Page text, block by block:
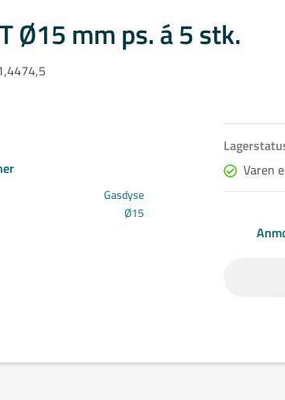
med dit projekt
Ø15 mm ps. á 5 stk.
Gasdyse
Ø15
Varen